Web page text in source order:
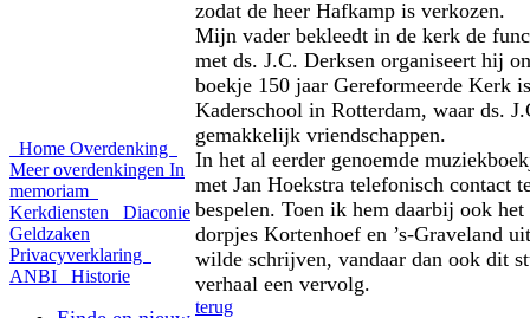
Home Overdenking
Meer overdenkingen In
memoriam
Kerkdiensten
Diaconie
Geldzaken
Privacyverklaring
ANBI
Historie
zodat de heer Hafkamp is verkozen.
Mijn vader bekleedt in de kerk de
met ds. J.C. Derksen organiseert hij
boekje 150 jaar Gereformeerde Kerk
Kaderschool in Rotterdam, waar ds.
gemakkelijk vriendschappen.
In het al eerder genoemde
met Jan Hoekstra telefonisch contact
bespelen. Toen ik hem daarbij ook
dorpjes Kortenhoef en ’s‑Graveland
wilde schrijven, vandaar dan ook dit
verhaal een vervolg.
terug